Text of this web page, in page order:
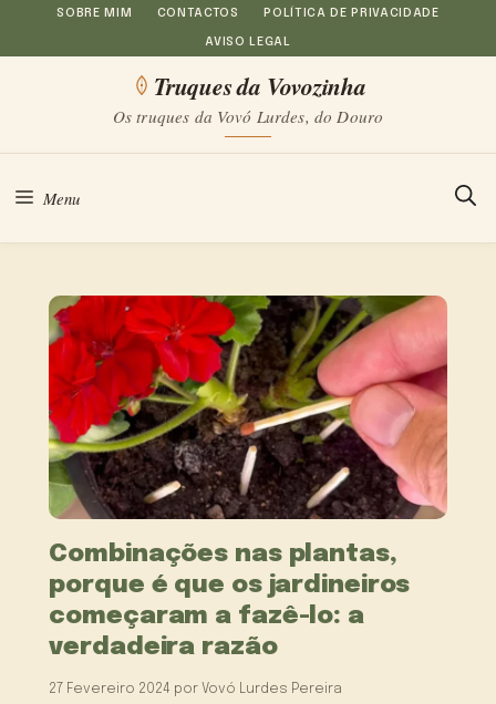
Saltar
para
conteúdo
SOBRE MIM CONTACTOS POLÍTICA DE PRIVACIDADE
AVISO LEGAL
Truques da Vovozinha
Os truques da Vovó Lurdes, do Douro
Menu
Combinações nas plantas,
porque é que os jardineiros
começaram a fazê-lo: a
verdadeira razão
27 Fevereiro 2024 por Vovó Lurdes Pereira